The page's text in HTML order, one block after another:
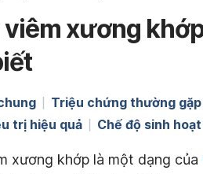
viêm xương
Triệu chứng thường gặp
trị hiệu quả Chế độ sinh
xương khớp là một dạng của